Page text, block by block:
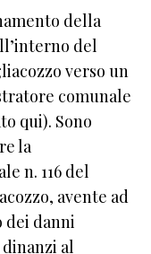
della
del
verso un
comunale
qui). Sono
la
n. 116 del
avente ad
dei danni
al